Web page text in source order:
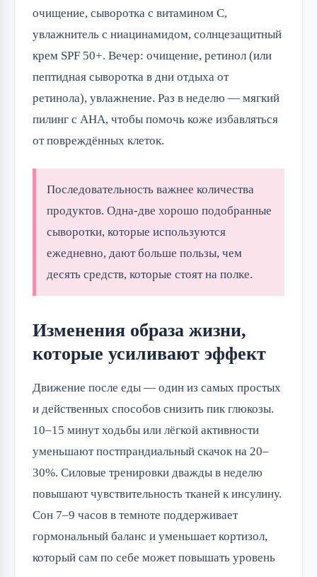
очищение, сыворотка с витамином C,
увлажнитель с ниацинамидом, солнцезащитный
крем SPF 50+. Вечер: очищение, ретинол (или
пептидная сыворотка в дни отдыха от
ретинола), увлажнение. Раз в неделю — мягкий
пилинг с AHA, чтобы помочь коже избавляться
от повреждённых клеток.
Последовательность важнее количества
продуктов. Одна-две хорошо подобранные
сыворотки, которые используются
ежедневно, дают больше пользы, чем
десять средств, которые стоят на полке.
Изменения образа жизни,
которые усиливают эффект
Движение после еды — один из самых простых
и действенных способов снизить пик глюкозы.
10–15 минут ходьбы или лёгкой активности
уменьшают постпрандиальный скачок на 20–
30%. Силовые тренировки дважды в неделю
повышают чувствительность тканей к инсулину.
Сон 7–9 часов в темноте поддерживает
гормональный баланс и уменьшает кортизол,
который сам по себе может повышать уровень